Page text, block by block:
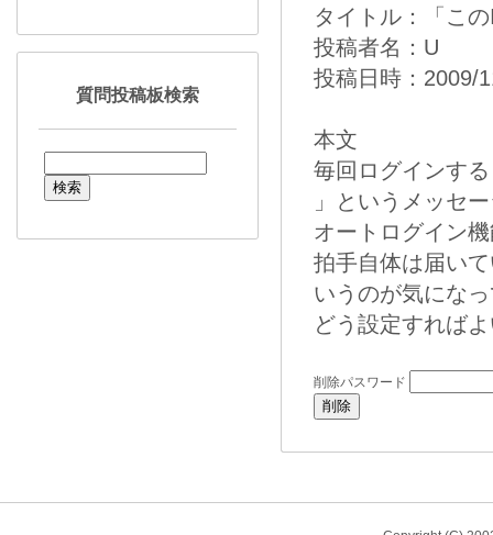
質問投稿板検索
タイトル：「こ
投稿者名：U
投稿日時：2009/
本文
毎回ログインす
」というメッセ
オートログイン
拍手自体は届い
いうのが気にな
どう設定すれば
削除パスワード